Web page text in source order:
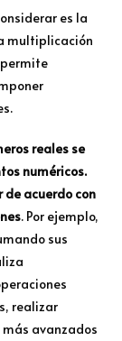
es la
multiplicación
reales se
numéricos.
acuerdo con
. Por ejemplo,
sus
realizar
avanzados